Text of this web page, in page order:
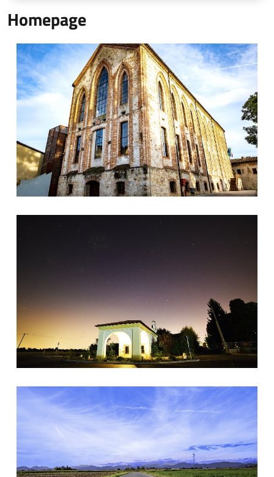
Homepage